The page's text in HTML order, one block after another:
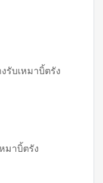
งรับเหมาบิ้ตรัง
รับเหมาบิ้ตรัง